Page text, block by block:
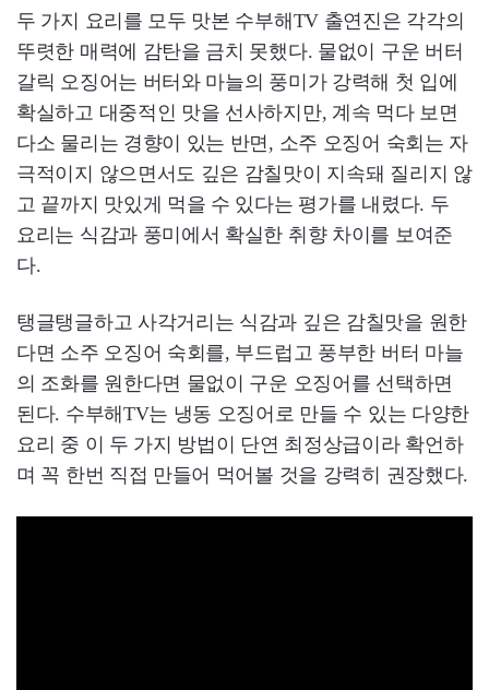
두 가지 요리를 모두 맛본 수부해TV 출연진은 각각의
뚜렷한 매력에 감탄을 금치 못했다. 물없이 구운 버터
갈릭 오징어는 버터와 마늘의 풍미가 강력해 첫 입에
확실하고 대중적인 맛을 선사하지만, 계속 먹다 보면
다소 물리는 경향이 있는 반면, 소주 오징어 숙회는 자
극적이지 않으면서도 깊은 감칠맛이 지속돼 질리지 않
고 끝까지 맛있게 먹을 수 있다는 평가를 내렸다. 두
요리는 식감과 풍미에서 확실한 취향 차이를 보여준
다.
탱글탱글하고 사각거리는 식감과 깊은 감칠맛을 원한
다면 소주 오징어 숙회를, 부드럽고 풍부한 버터 마늘
의 조화를 원한다면 물없이 구운 오징어를 선택하면
된다. 수부해TV는 냉동 오징어로 만들 수 있는 다양한
요리 중 이 두 가지 방법이 단연 최정상급이라 확언하
며 꼭 한번 직접 만들어 먹어볼 것을 강력히 권장했다.